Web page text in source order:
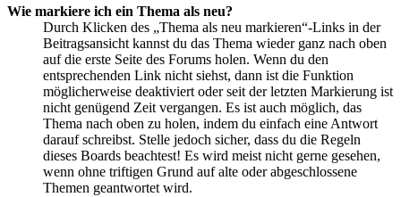
Wie markiere ich ein Thema als neu?
Durch Klicken des „Thema als neu markieren“-Links in der
Beitragsansicht kannst du das Thema wieder ganz nach oben
auf die erste Seite des Forums holen. Wenn du den
entsprechenden Link nicht siehst, dann ist die Funktion
möglicherweise deaktiviert oder seit der letzten Markierung ist
nicht genügend Zeit vergangen. Es ist auch möglich, das
Thema nach oben zu holen, indem du einfach eine Antwort
darauf schreibst. Stelle jedoch sicher, dass du die Regeln
dieses Boards beachtest! Es wird meist nicht gerne gesehen,
wenn ohne triftigen Grund auf alte oder abgeschlossene
Themen geantwortet wird.